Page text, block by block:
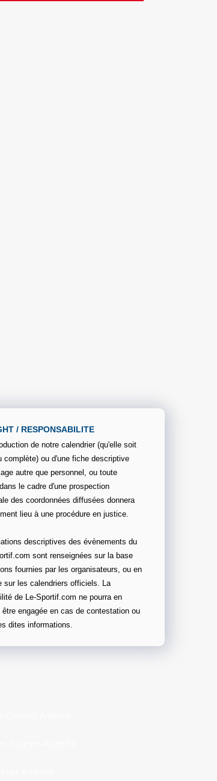
/ RESPONSABILITE
de notre calendrier (qu'elle soit
complète) ou d'une fiche descriptive
autre que personnel, ou toute
le cadre d'une prospection
des coordonnées diffusées donnera
lieu à une procédure en justice.
descriptives des évènements du
sont renseignées sur la base
fournies par les organisateurs, ou en
sur les calendriers officiels. La
de Le-Sportif.com ne pourra en
engagée en cas de contestation ou
dites informations.